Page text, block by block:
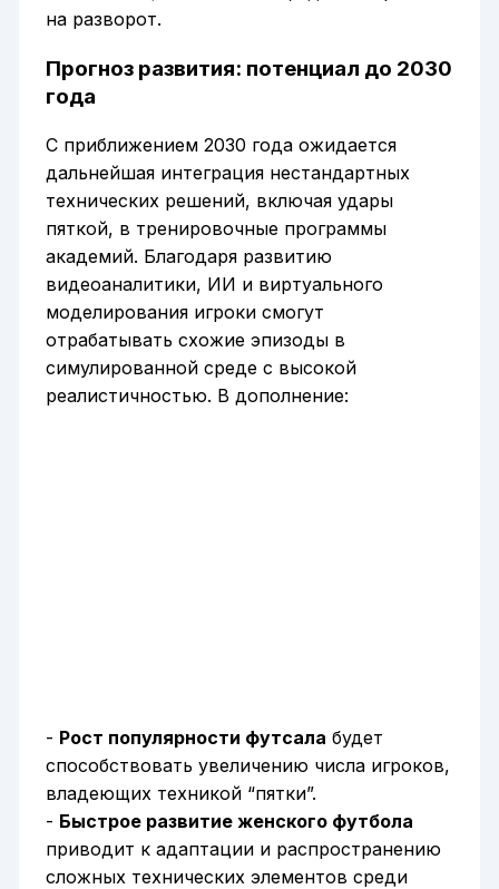
на разворот.
Прогноз развития: потенциал до 2030
года
С приближением 2030 года ожидается
дальнейшая интеграция нестандартных
технических решений, включая удары
пяткой, в тренировочные программы
академий. Благодаря развитию
видеоаналитики, ИИ и виртуального
моделирования игроки смогут
отрабатывать схожие эпизоды в
симулированной среде с высокой
реалистичностью. В дополнение:
- Рост популярности футсала будет
способствовать увеличению числа игроков,
владеющих техникой “пятки”.
- Быстрое развитие женского футбола
приводит к адаптации и распространению
сложных технических элементов среди